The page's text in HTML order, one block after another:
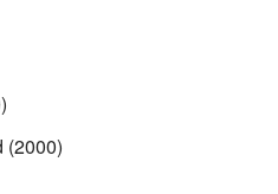
(2000)